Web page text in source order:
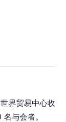
界贸易中心收
与会者。